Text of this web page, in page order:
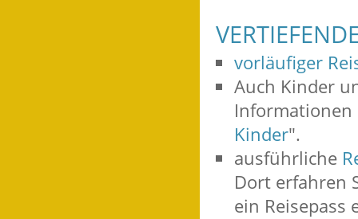
vorläufiger
Auch Kinder
Informationen
Kinder".
ausführliche
Dort erfahren
ein Reisepass